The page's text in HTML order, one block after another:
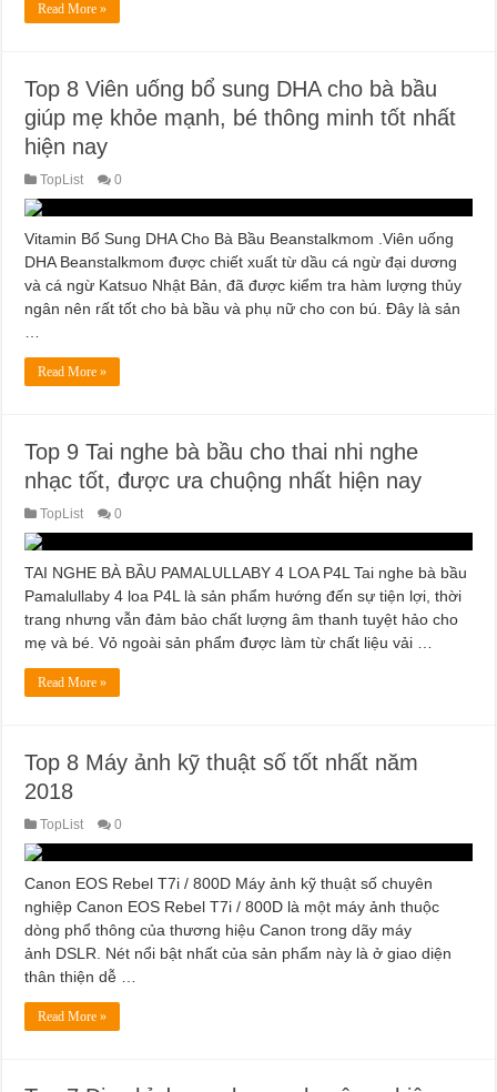
Read More »
Top 8 Viên uống bổ sung DHA cho bà bầu
giúp mẹ khỏe mạnh, bé thông minh tốt nhất
hiện nay
TopList 0
Vitamin Bổ Sung DHA Cho Bà Bầu Beanstalkmom .Viên uống
DHA Beanstalkmom được chiết xuất từ dầu cá ngừ đại dương
và cá ngừ Katsuo Nhật Bản, đã được kiểm tra hàm lượng thủy
ngân nên rất tốt cho bà bầu và phụ nữ cho con bú. Đây là sản
…
Read More »
Top 9 Tai nghe bà bầu cho thai nhi nghe
nhạc tốt, được ưa chuộng nhất hiện nay
TopList 0
TAI NGHE BÀ BẦU PAMALULLABY 4 LOA P4L Tai nghe bà bầu
Pamalullaby 4 loa P4L là sản phẩm hướng đến sự tiện lợi, thời
trang nhưng vẫn đảm bảo chất lượng âm thanh tuyệt hảo cho
mẹ và bé. Vỏ ngoài sản phẩm được làm từ chất liệu vải …
Read More »
Top 8 Máy ảnh kỹ thuật số tốt nhất năm
2018
TopList 0
Canon EOS Rebel T7i / 800D Máy ảnh kỹ thuật số chuyên
nghiệp Canon EOS Rebel T7i / 800D là một máy ảnh thuộc
dòng phổ thông của thương hiệu Canon trong dãy máy
ảnh DSLR. Nét nổi bật nhất của sản phẩm này là ở giao diện
thân thiện dễ …
Read More »